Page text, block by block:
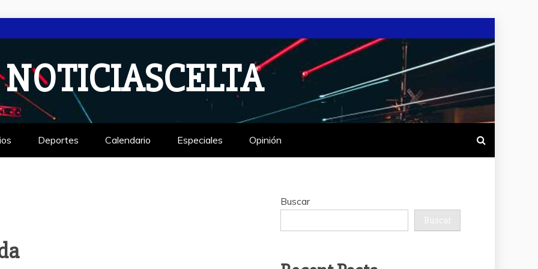
NOTICIASCELTA
Deportes Calendario Especiales Opinión
Buscar
Buscar